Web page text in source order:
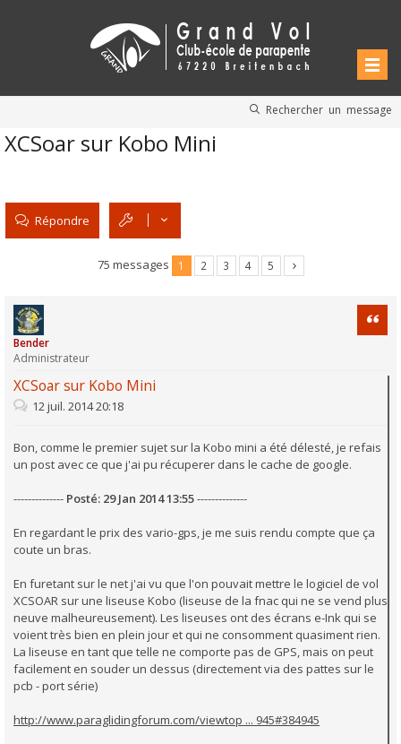
Rechercher un message
XCSoar sur Kobo Mini
Répondre
75 messages 1 2 3 4 5
Bender
Administrateur
XCSoar sur Kobo Mini
12 juil. 2014 20:18
Bon, comme le premier sujet sur la Kobo mini a été délesté, je refais
un post avec ce que j'ai pu récuperer dans le cache de google.
-------------- Posté: 29 Jan 2014 13:55--------------
En regardant le prix des vario-gps, je me suis rendu compte que ça
coute un bras.
En furetant sur le net j'ai vu que l'on pouvait mettre le logiciel de vol
XCSOAR sur une liseuse Kobo (liseuse de la fnac qui ne se vend plus
neuve malheureusement). Les liseuses ont des écrans e-Ink qui se
voient très bien en plein jour et qui ne consomment quasiment rien.
La liseuse en tant que telle ne comporte pas de GPS, mais on peut
facilement en souder un dessus (directement via des pattes sur le
pcb - port série)
http://www.paraglidingforum.com/viewtop ... 945#384945